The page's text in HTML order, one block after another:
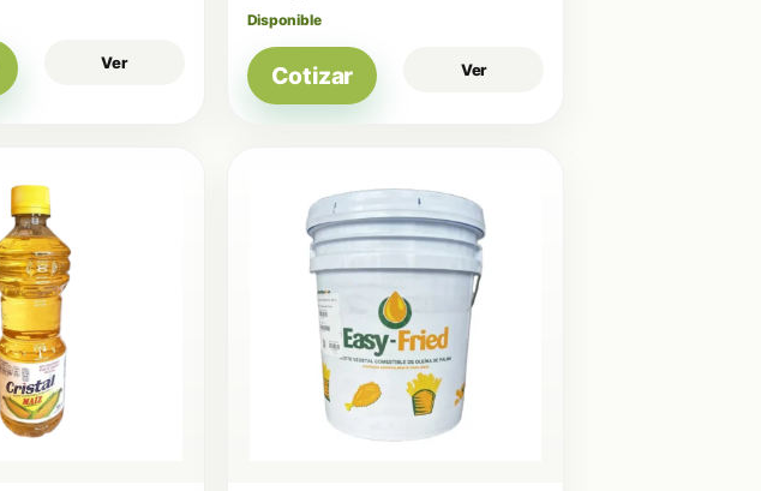
Ver
Disponible
Cotizar Ver